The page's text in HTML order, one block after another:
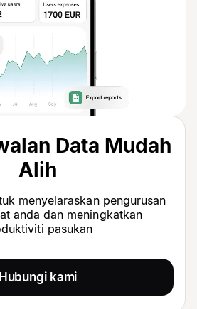
Data Mudah
Alih
menyelaraskan pengurusan
anda dan meningkatkan
pasukan
Hubungi kami